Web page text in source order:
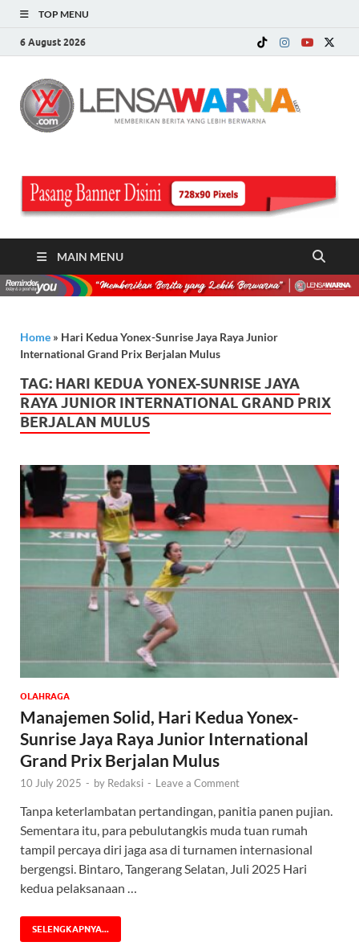
TOP MENU
6 August 2026
MAIN MENU
Home » Hari Kedua Yonex-Sunrise Jaya Raya Junior
International Grand Prix Berjalan Mulus
TAG: HARI KEDUA YONEX-SUNRISE JAYA
RAYA JUNIOR INTERNATIONAL GRAND PRIX
BERJALAN MULUS
OLAHRAGA
Manajemen Solid, Hari Kedua Yonex-
Sunrise Jaya Raya Junior International
Grand Prix Berjalan Mulus
10 July 2025 - by Redaksi - Leave a Comment
Tanpa keterlambatan pertandingan, panitia panen pujian.
Sementara itu, para pebulutangkis muda tuan rumah
tampil percaya diri jaga asa di turnamen internasional
bergengsi. Bintaro, Tangerang Selatan, Juli 2025 Hari
kedua pelaksanaan …
SELENGKAPNYA...